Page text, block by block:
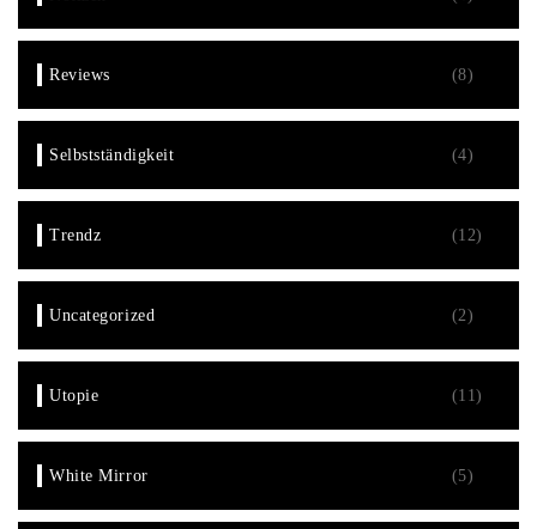
Reviews (8)
Selbstständigkeit (4)
Trendz (12)
Uncategorized (2)
Utopie (11)
White Mirror (5)